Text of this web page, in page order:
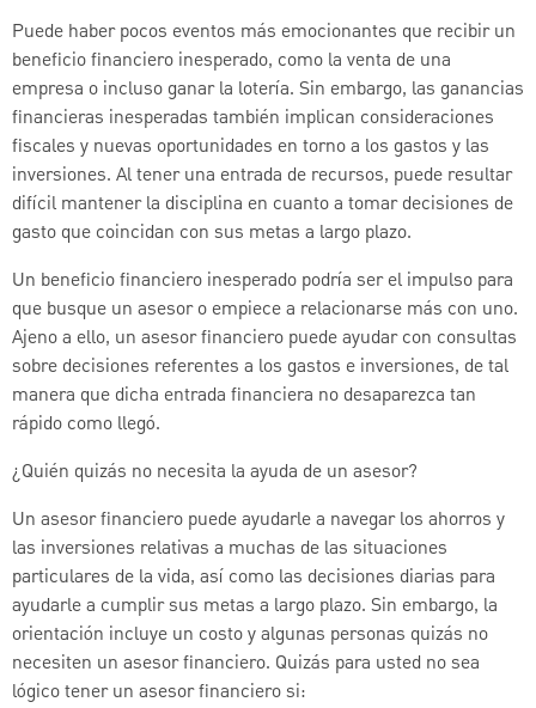
Puede haber pocos eventos más emocionantes que recibir un
beneficio financiero inesperado, como la venta de una
empresa o incluso ganar la lotería. Sin embargo, las ganancias
financieras inesperadas también implican consideraciones
fiscales y nuevas oportunidades en torno a los gastos y las
inversiones. Al tener una entrada de recursos, puede resultar
difícil mantener la disciplina en cuanto a tomar decisiones de
gasto que coincidan con sus metas a largo plazo.
Un beneficio financiero inesperado podría ser el impulso para
que busque un asesor o empiece a relacionarse más con uno.
Ajeno a ello, un asesor financiero puede ayudar con consultas
sobre decisiones referentes a los gastos e inversiones, de tal
manera que dicha entrada financiera no desaparezca tan
rápido como llegó.
¿Quién quizás no necesita la ayuda de un asesor?
Un asesor financiero puede ayudarle a navegar los ahorros y
las inversiones relativas a muchas de las situaciones
particulares de la vida, así como las decisiones diarias para
ayudarle a cumplir sus metas a largo plazo. Sin embargo, la
orientación incluye un costo y algunas personas quizás no
necesiten un asesor financiero. Quizás para usted no sea
lógico tener un asesor financiero si: